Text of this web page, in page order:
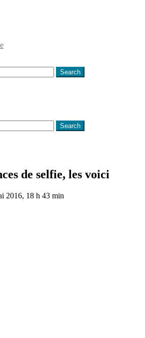
Search
Search
de selfie, les voici
2016, 18 h 43 min